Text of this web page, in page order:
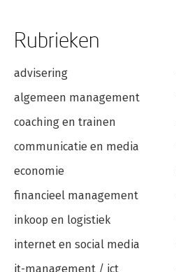
Rubrieken
advisering
algemeen management
coaching en trainen
communicatie en media
economie
financieel management
inkoop en logistiek
internet en social media
it-management / ict